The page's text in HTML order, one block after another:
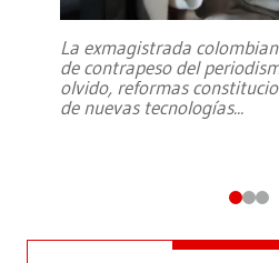
La exmagistrada
de contrapeso del
olvido, reformas
de nuevas tecnologías...